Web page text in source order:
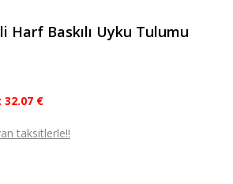
Harf Baskılı Uyku Tulumu
32.07 €
taksitlerle!!